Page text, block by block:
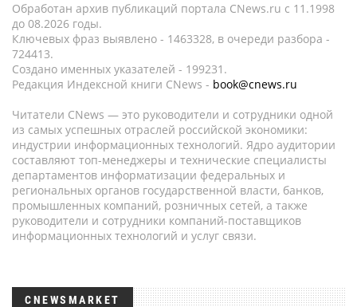
Обработан архив публикаций портала CNews.ru c 11.1998
до 08.2026 годы.
Ключевых фраз выявлено - 1463328, в очереди разбора -
724413.
Создано именных указателей - 199231.
Редакция Индексной книги CNews - book@cnews.ru
Читатели CNews — это руководители и сотрудники одной
из самых успешных отраслей российской экономики:
индустрии информационных технологий. Ядро аудитории
составляют топ-менеджеры и технические специалисты
департаментов информатизации федеральных и
региональных органов государственной власти, банков,
промышленных компаний, розничных сетей, а также
руководители и сотрудники компаний-поставщиков
информационных технологий и услуг связи.
CNEWSMARKET